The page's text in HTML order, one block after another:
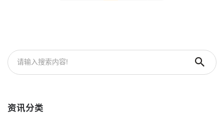
资讯分类